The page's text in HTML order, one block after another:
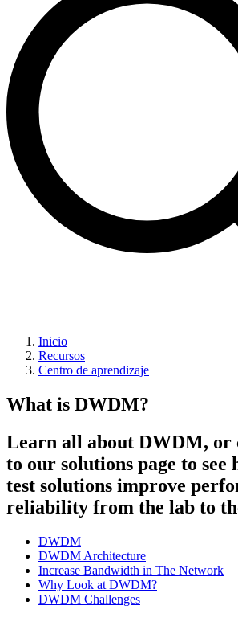
Inicio
Recursos
Centro de aprendizaje
What is DWDM?
Learn all about DWDM, or
to our solutions page to see
test solutions improve
reliability from the lab to
DWDM
DWDM Architecture
Increase Bandwidth in The Network
Why Look at DWDM?
DWDM Challenges